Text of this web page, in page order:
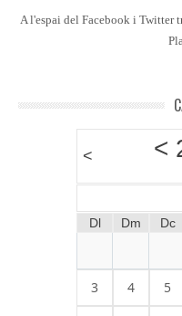
A l'espai del Facebook i Twitter
< <
Dl
Dm Dc
3 4 5